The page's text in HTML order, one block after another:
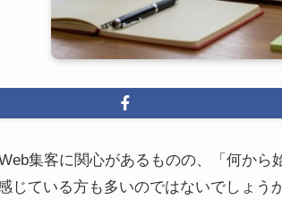
集客に関心があるものの、「何か
じている方も多いのではないでしょう